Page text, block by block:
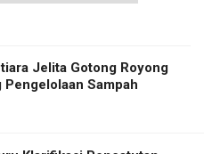
Jelita Gotong Royong
Pengelolaan Sampah